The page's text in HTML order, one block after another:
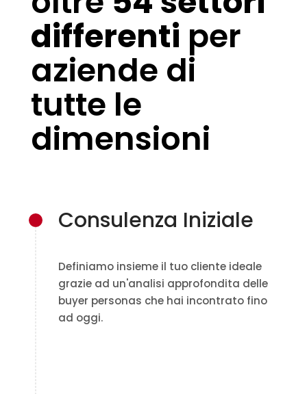
differenti per
aziende di
tutte le
dimensioni
Consulenza Iniziale
Definiamo insieme il tuo cliente ideale
grazie ad un'analisi approfondita delle
buyer personas che hai incontrato fino
ad oggi.